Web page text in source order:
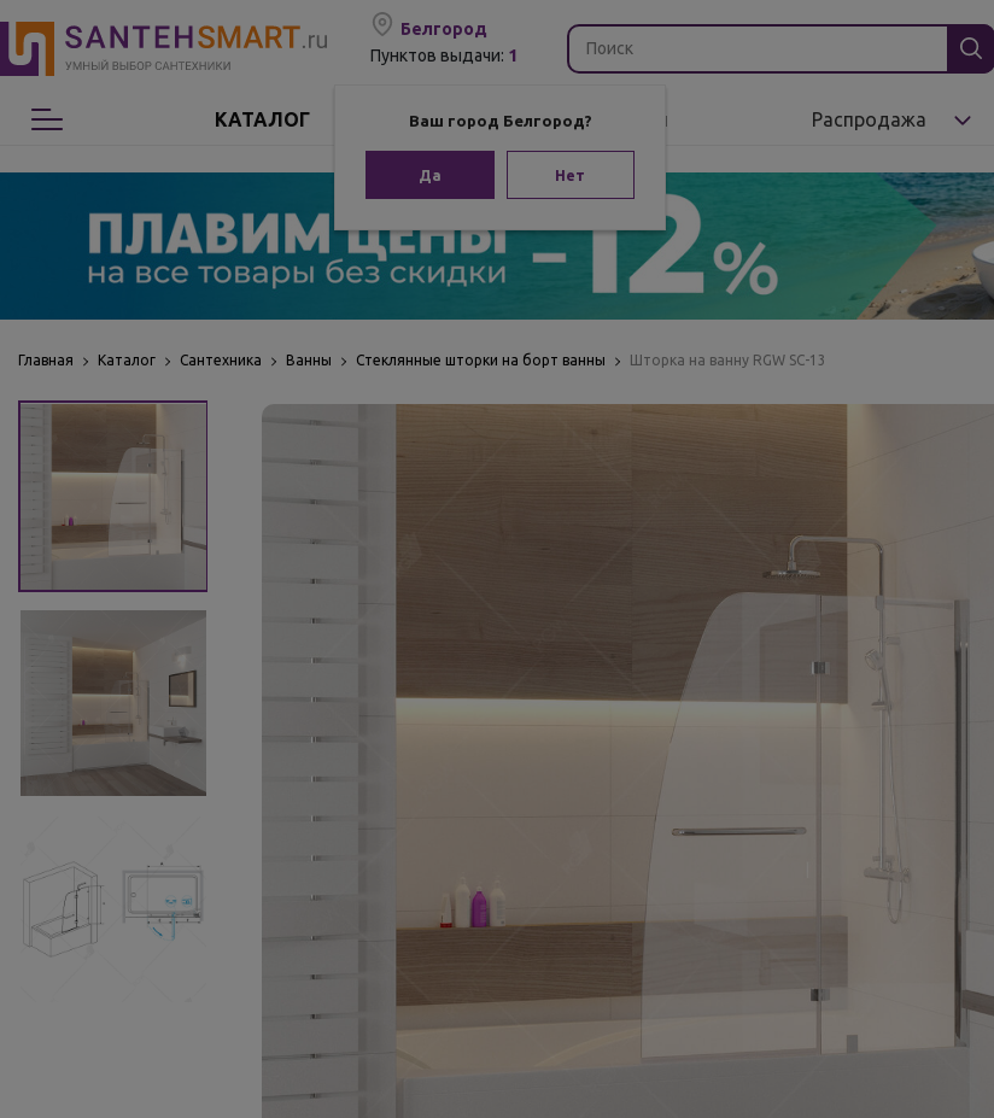
Белгород
Пунктов выдачи: 1
Ваш город Белгород?
Да Нет
КАТАЛОГ
Сантехника
Мебель для ванной
Аксессуары для ванной
Комплектующие
Бренды Распродажа
Главная Каталог Сантехника Ванны Стеклянные шторки на борт ванны Шторка на ванну RGW SC-13